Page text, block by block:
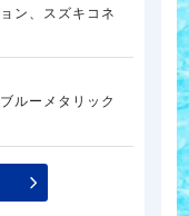
ン、スズキコネ
ルーメタリック